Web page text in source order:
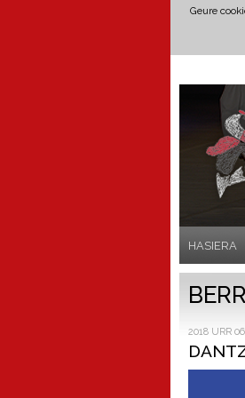
Geure
HASIERA
2018 URR 06